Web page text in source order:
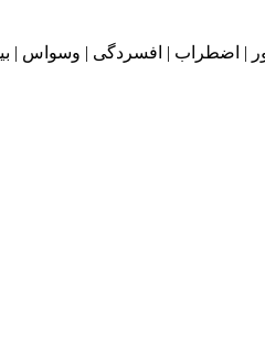
| اضطراب | افسردگی | وسواس |